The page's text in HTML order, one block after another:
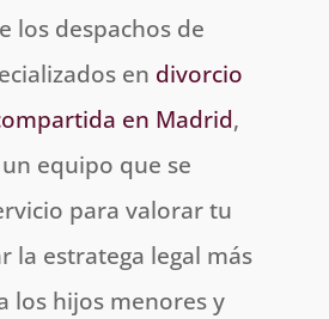
los despachos de
en divorcio
en Madrid,
equipo que se
para valorar tu
la estratega legal más
los hijos menores y